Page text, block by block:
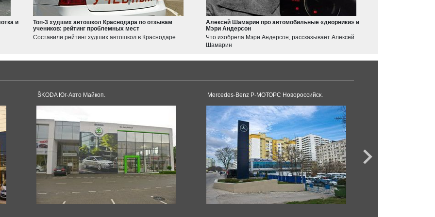
Jimny
Swift
Model 3
Model S
Toyota
Land Cruiser
Corolla
Supra
Camry
RAV4
Haval
Duster
Sandero
Logan
Pagani
и
Топ-3 худших автошкол Краснодара по отзывам
учеников: рейтинг проблемных мест
Составили рейтинг худших автошкол в Краснодаре
Алексей Шамарин про автомобильные «дворники» и
Мэри Андерсон
Что изобрела Мэри Андерсон, рассказывает Алексей
Шамарин
ŠKODA Юг-Авто Майкоп. Mercedes-Benz Р-МОТОРС Новороссийск.